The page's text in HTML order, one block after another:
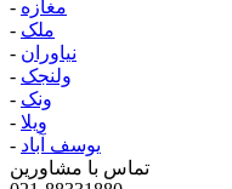
- مغازه
- ملک
- نیاوران
- ولنجک
- ونک
- ویلا
- یوسف آباد
تماس با مشاورین